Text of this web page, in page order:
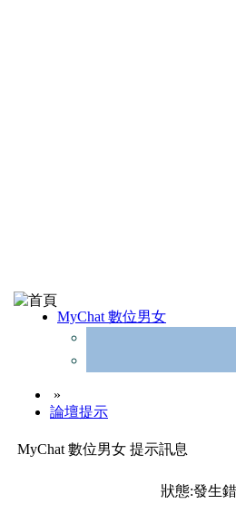
MyChat 數位男女
»
論壇提示
MyChat 數位男女 提示訊息
狀態:發生